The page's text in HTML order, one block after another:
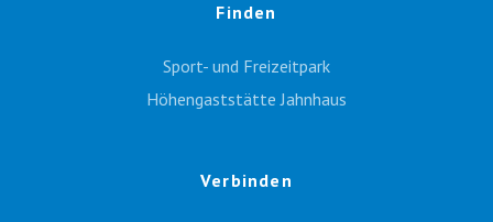
Finden
Sport- und Freizeitpark
Höhengaststätte Jahnhaus
Verbinden